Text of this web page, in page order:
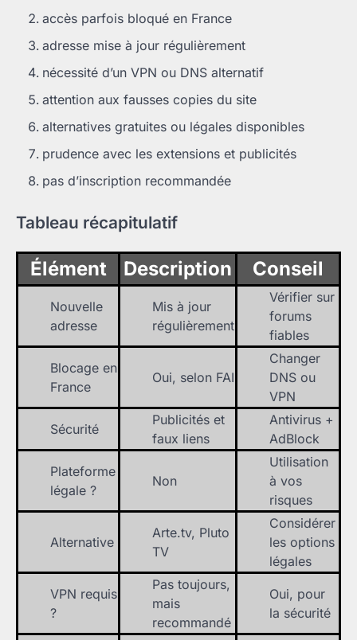
accès parfois bloqué en France
adresse mise à jour régulièrement
nécessité d’un VPN ou DNS alternatif
attention aux fausses copies du site
alternatives gratuites ou légales disponibles
prudence avec les extensions et publicités
pas d’inscription recommandée
Tableau récapitulatif
Élément Description Conseil
Nouvelle
adresse
Mis à jour
régulièrement
Vérifier sur
forums
fiables
Blocage en
France
Oui, selon FAI
Changer
DNS ou
VPN
Sécurité
Publicités et
faux liens
Antivirus +
AdBlock
Plateforme
légale ?
Non
Utilisation
à vos
risques
Alternative
Arte.tv, Pluto
TV
Considérer
les options
légales
VPN requis
?
Pas toujours,
mais
recommandé
Oui, pour
la sécurité